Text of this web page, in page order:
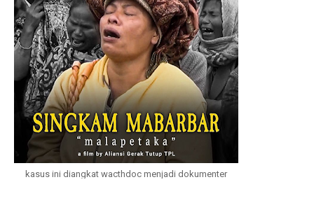
kasus ini diangkat wacthdoc menjadi dokumenter